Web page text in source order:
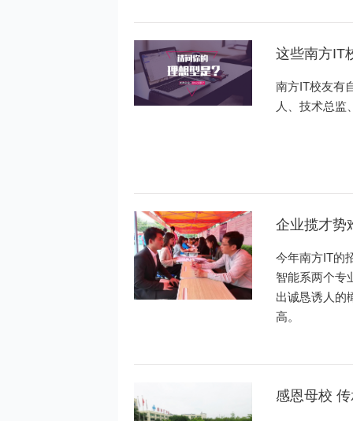
这些南方IT
南方IT校友有
人、技术总监
企业揽才势
今年南方IT的
智能系两个专
出诚恳诱人的
高。
感恩母校